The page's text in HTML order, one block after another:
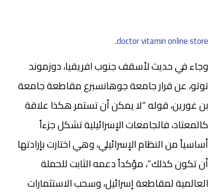
doctor vitamin online store
.
وجاء في حديث لأسقف جنوب افريقيا، دوزموند
توتو، عن قرار جامعة جوهانسبرع مقاطعة جامعة
بن غورين، قوله “لا يمكن أن تستمر هكذا علاقة
كالمعتاد، فالجامعات الإسرائيلية تشكل جزءاً
أساسياً من النظام الإسرائيلي، وهي اختارت بإرادتها
أن تكون كذلك”، مؤكداً دعمه الثابت للحملة
العالمية لمقاطعة إسرائيل، وسحب الاستثمارات